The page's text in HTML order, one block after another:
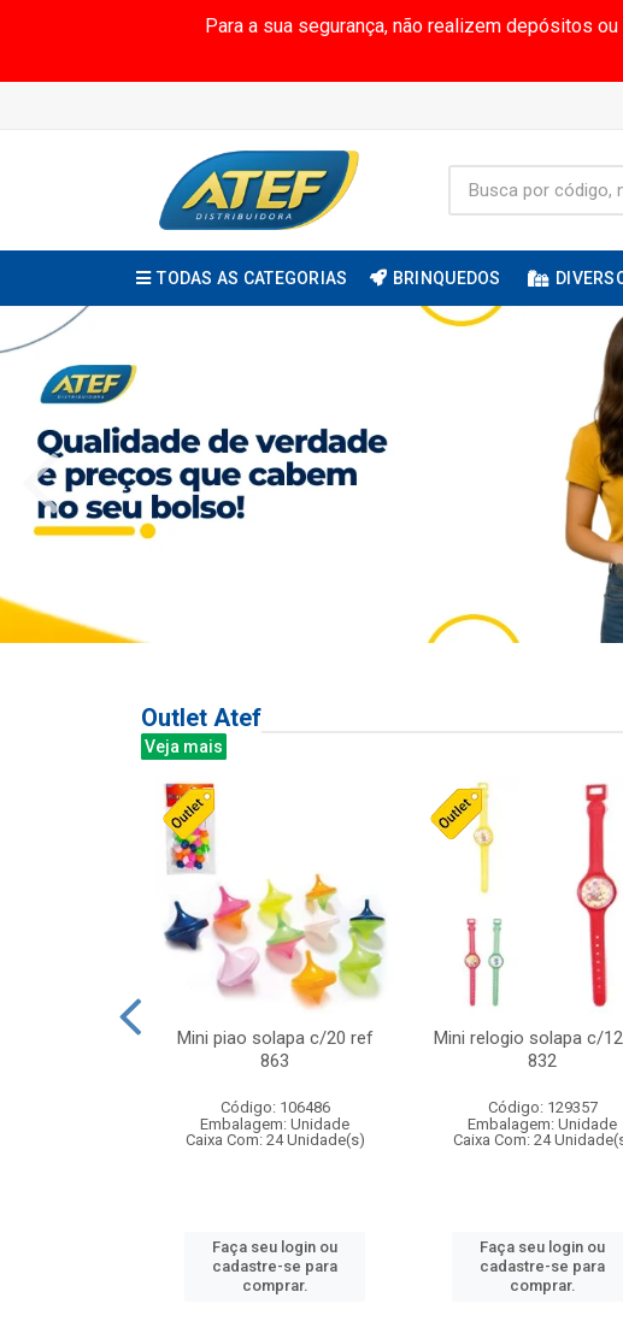
Para a sua segurança, não realizem depósitos
TODAS AS CATEGORIAS BRINQUEDOS
Outlet Atef
Veja mais
Mini piao solapa c/20 ref
863
Código: 106486
Embalagem: Unidade
Caixa Com: 24 Unidade(s)
Faça seu login ou
cadastre-se para
comprar.
Mini relogio solapa c/
832
Código: 129357
Embalagem: Unidade
Caixa Com: 24
Faça seu login ou
cadastre-se para
comprar.